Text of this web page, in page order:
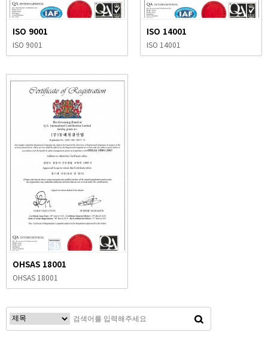
ISO 9001
ISO 9001
ISO 14001
ISO 14001
OHSAS 18001
OHSAS 18001